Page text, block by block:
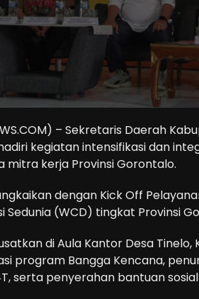
– Sekretaris Daerah
kegiatan intensifikasi dan
mitra kerja Provinsi Gorontalo.
dengan Kick Off
Sedunia (WCD) tingkat Provinsi
di Aula Kantor Desa Tinelo,
program Bangga Kencana,
serta penyerahan bantuan